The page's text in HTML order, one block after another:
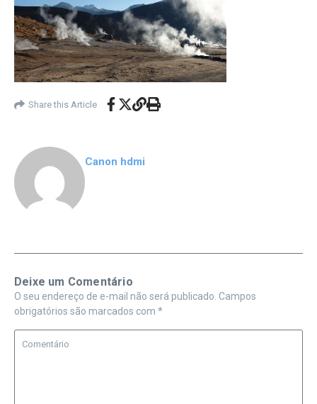
Share this Article
Canon hdmi
Deixe um Comentário
O seu endereço de e-mail não será publicado. Campos
obrigatórios são marcados com *